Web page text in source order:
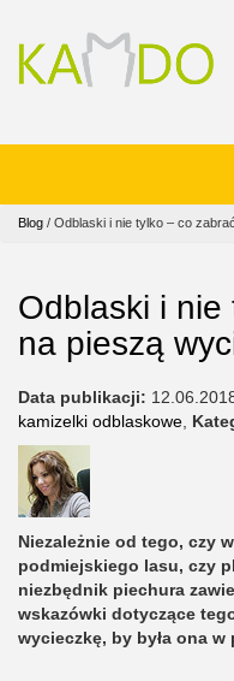
Blog / Odblaski i nie tylko – co
Odblaski i
na pieszą
Data publikacji:
kamizelki odblaskowe
Niezależnie od tego, czy
podmiejskiego lasu, czy
niezbędnik piechura
wskazówki dotyczące
wycieczkę, by była ona w